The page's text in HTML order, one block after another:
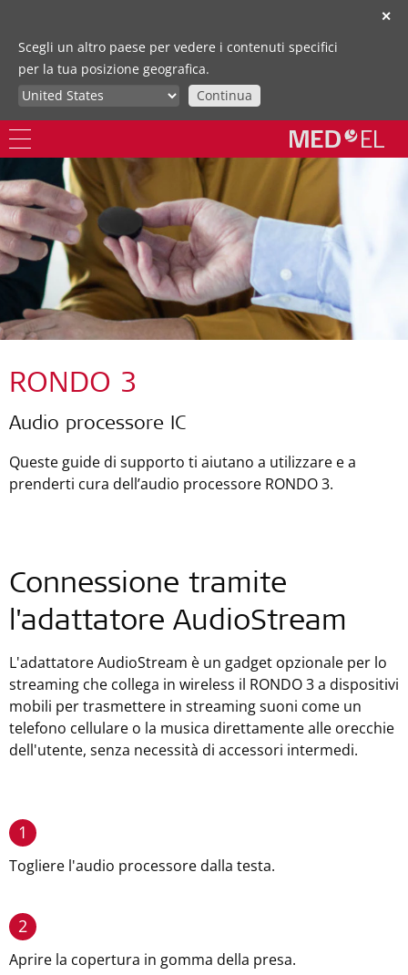
✕
Scegli un altro paese per vedere i contenuti specifici
per la tua posizione geografica.
Continua
RONDO 3
Audio processore IC
Queste guide di supporto ti aiutano a utilizzare e a
prenderti cura dell’audio processore RONDO 3.
Connessione tramite
l'adattatore AudioStream
L'adattatore AudioStream è un gadget opzionale per lo
streaming che collega in wireless il RONDO 3 a dispositivi
mobili per trasmettere in streaming suoni come un
telefono cellulare o la musica direttamente alle orecchie
dell'utente, senza necessità di accessori intermedi.
1
Togliere l'audio processore dalla testa.
2
Aprire la copertura in gomma della presa.